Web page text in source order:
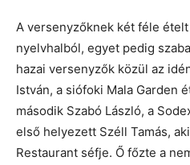
A versenyzőknek két féle
nyelvhalból, egyet pedig
hazai versenyzők közül az
István, a siófoki Mala Garden
második Szabó László, a
első helyezett Széll Tamás,
Restaurant séfje. Ő főzte a